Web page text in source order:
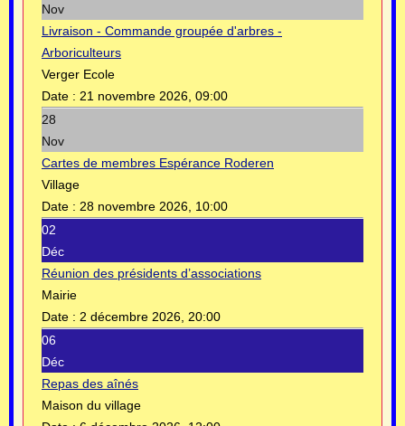
Nov
Livraison - Commande groupée d'arbres -
Arboriculteurs
Verger Ecole
Date : 21 novembre 2026, 09:00
28
Nov
Cartes de membres Espérance Roderen
Village
Date : 28 novembre 2026, 10:00
02
Déc
Réunion des présidents d’associations
Mairie
Date : 2 décembre 2026, 20:00
06
Déc
Repas des aînés
Maison du village